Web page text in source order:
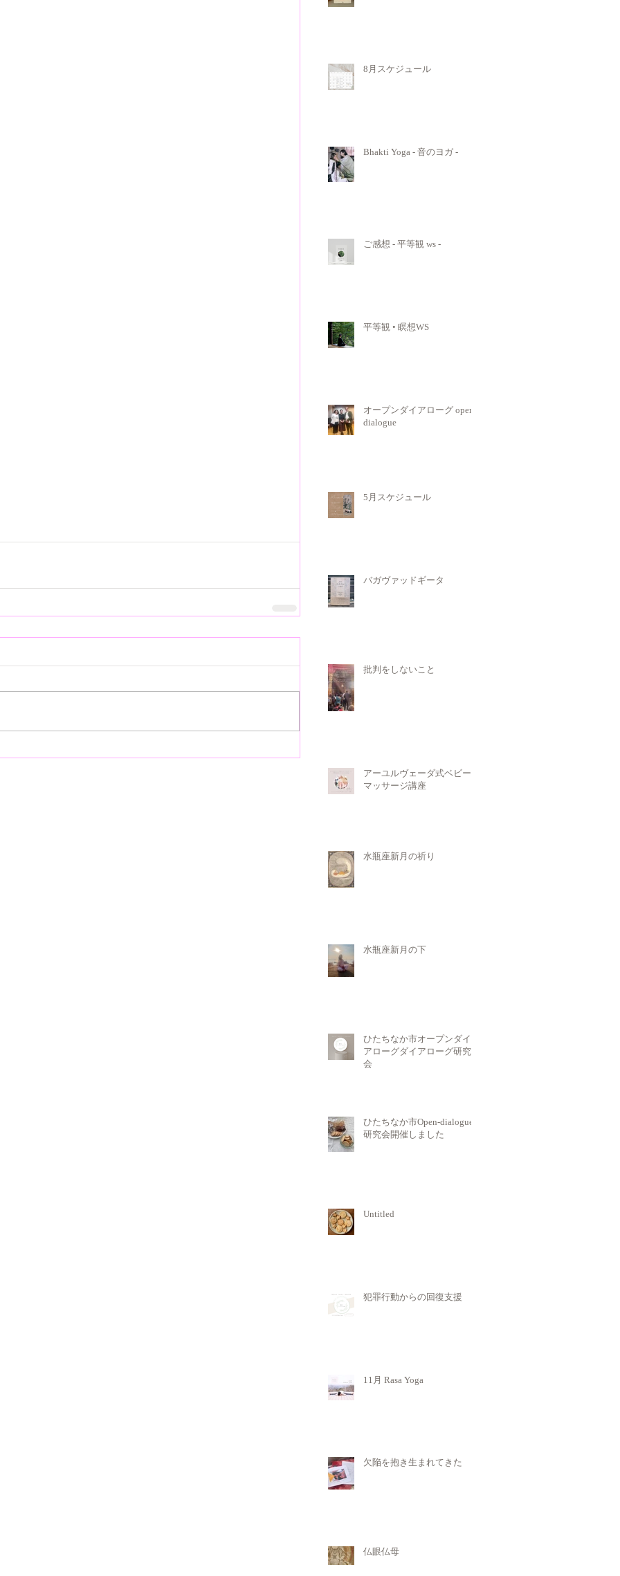
8月スケジュール
Bhakti Yoga - 音のヨガ -
ご感想 - 平等観 ws -
平等観 • 瞑想WS
オープンダイアローグ open
dialogue
5月スケジュール
バガヴァッドギータ
批判をしないこと
アーユルヴェーダ式ベビー
マッサージ講座
水瓶座新月の祈り
水瓶座新月の下
ひたちなか市オープンダイ
アローグダイアローグ研究
会
ひたちなか市Open-dialogue
研究会開催しました
Untitled
犯罪行動からの回復支援
11月 Rasa Yoga
欠陥を抱き生まれてきた
仏眼仏母